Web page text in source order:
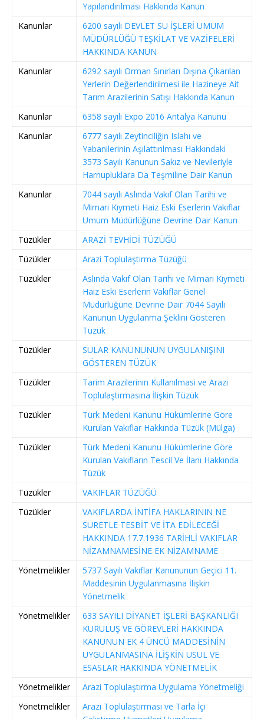
Yapılandırılması Hakkında Kanun
Kanunlar
6200 sayılı DEVLET SU İŞLERİ UMUM
MÜDÜRLÜĞÜ TEŞKİLAT VE VAZİFELERİ
HAKKINDA KANUN
Kanunlar
6292 sayılı Orman Sınırları Dışına Çıkarılan
Yerlerin Değerlendirilmesi ile Hazineye Ait
Tarım Arazilerinin Satışı Hakkında Kanun
Kanunlar
6358 sayılı Expo 2016 Antalya Kanunu
Kanunlar
6777 sayılı Zeytinciliğin Islahı ve
Yabanilerinin Aşılattırılması Hakkındaki
3573 Sayılı Kanunun Sakız ve Nevileriyle
Harnupluklara Da Teşmiline Dair Kanun
Kanunlar
7044 sayılı Aslında Vakıf Olan Tarihi ve
Mimari Kıymeti Haiz Eski Eserlerin Vakıflar
Umum Müdürlüğüne Devrine Dair Kanun
Tüzükler
ARAZİ TEVHİDİ TÜZÜĞÜ
Tüzükler
Arazi Toplulaştırma Tüzüğü
Tüzükler
Aslında Vakıf Olan Tarihi ve Mimari Kıymeti
Haiz Eski Eserlerin Vakıflar Genel
Müdürlüğüne Devrine Dair 7044 Sayılı
Kanunun Uygulanma Şeklini Gösteren
Tüzük
Tüzükler
SULAR KANUNUNUN UYGULANIŞINI
GÖSTEREN TÜZÜK
Tüzükler
Tarim Arazilerinin Kullanılmasi ve Arazi
Toplulaştırmasına İlişkin Tüzük
Tüzükler
Türk Medeni Kanunu Hükümlerine Göre
Kurulan Vakıflar Hakkında Tüzük (Mülga)
Tüzükler
Türk Medeni Kanunu Hükümlerine Göre
Kurulan Vakıfların Tescil Ve İlanı Hakkında
Tüzük
Tüzükler
VAKIFLAR TÜZÜĞÜ
Tüzükler
VAKIFLARDA İNTİFA HAKLARININ NE
SURETLE TESBİT VE İTA EDİLECEĞİ
HAKKINDA 17.7.1936 TARİHLİ VAKIFLAR
NİZAMNAMESİNE EK NİZAMNAME
Yönetmelikler
5737 Sayılı Vakıflar Kanununun Geçici 11.
Maddesinin Uygulanmasına İlişkin
Yönetmelik
Yönetmelikler
633 SAYILI DİYANET İŞLERİ BAŞKANLIĞI
KURULUŞ VE GÖREVLERİ HAKKINDA
KANUNUN EK 4 ÜNCÜ MADDESİNİN
UYGULANMASINA İLİŞKİN USUL VE
ESASLAR HAKKINDA YÖNETMELİK
Yönetmelikler
Arazi Toplulaştırma Uygulama Yönetmeliği
Yönetmelikler
Arazi Toplulaştırması ve Tarla İçi